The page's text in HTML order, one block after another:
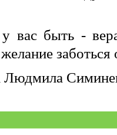
вас быть -
заботься
Людмила